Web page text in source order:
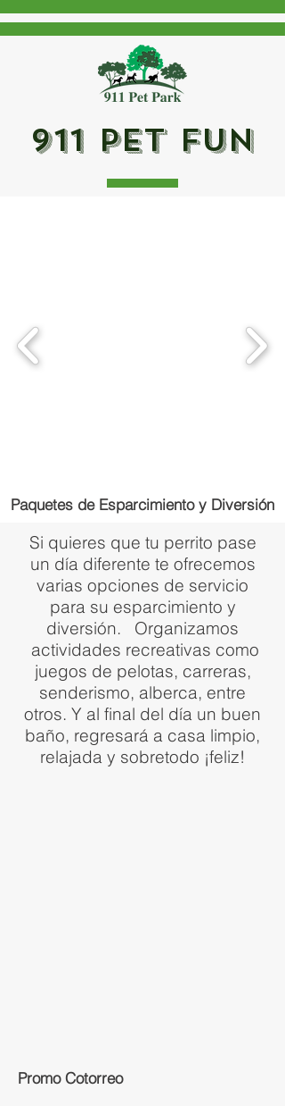
Paquetes de Esparcimiento y Diversión
911 Pet Fun
Si quieres que tu perrito pase
un día diferente te ofrecemos
varias opciones de servicio
para su esparcimiento y
diversión. Organizamos
actividades recreativas como
juegos de pelotas, carreras,
senderismo, alberca, entre
otros. Y al final del día un buen
baño, regresará a casa limpio,
relajada y sobretodo ¡feliz!
Promo Cotorreo